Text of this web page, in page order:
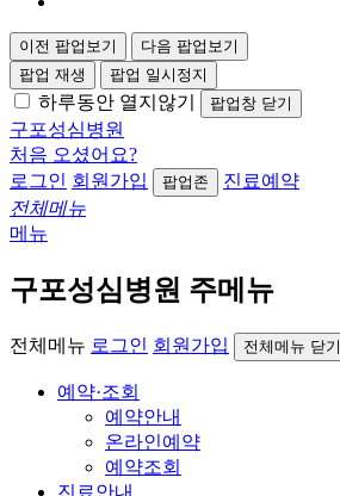
이전 팝업보기
다음 팝업보기
팝업 재생
팝업 일시정지
하루동안 열지않기 팝업창 닫기
구포성심병원
처음 오셨어요?
로그인 회원가입 팝업존
진료예약
전체메뉴
메뉴
구포성심병원 주메뉴
전체메뉴 로그인 회원가입 전체메뉴 닫기
예약·조회
예약안내
온라인예약
예약조회